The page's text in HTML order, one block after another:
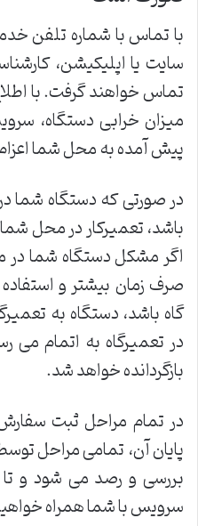
با تماس با شماره تلفن
سایت یا اپلیکیشن،
تماس خواهند گرفت. با
میزان خرابی دستگاه،
پیش آمده به محل شما
در صورتی که دستگاه شما
باشد، تعمیرکار در محل
اگر مشکل دستگاه شما در
صرف زمان بیشتر و
گاه باشد، دستگاه به
در تعمیرگاه به اتمام
بازگردانده خواهد شد.
در تمام مراحل ثبت
پایان آن، تمامی مراحل
بررسی و رصد می شود و
سرویس با شما همراه